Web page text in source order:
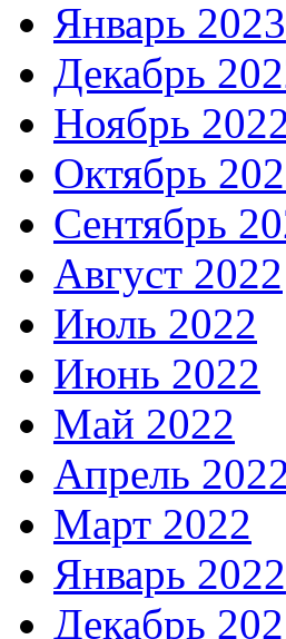
Январь 2023
Декабрь
Ноябрь
Октябрь
Сентябрь
Август 2022
Июль 2022
Июнь 2022
Май 2022
Апрель
Март 2022
Январь 2022
Декабрь